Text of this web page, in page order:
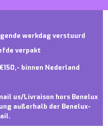
werkdag verstuurd
verpakt
binnen Nederland
us/Livraison hors Benelux
außerhalb der Benelux-